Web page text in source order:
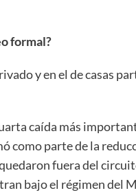
formal?
y en el de casas
caída más
como parte de la
fuera del
bajo el régimen del